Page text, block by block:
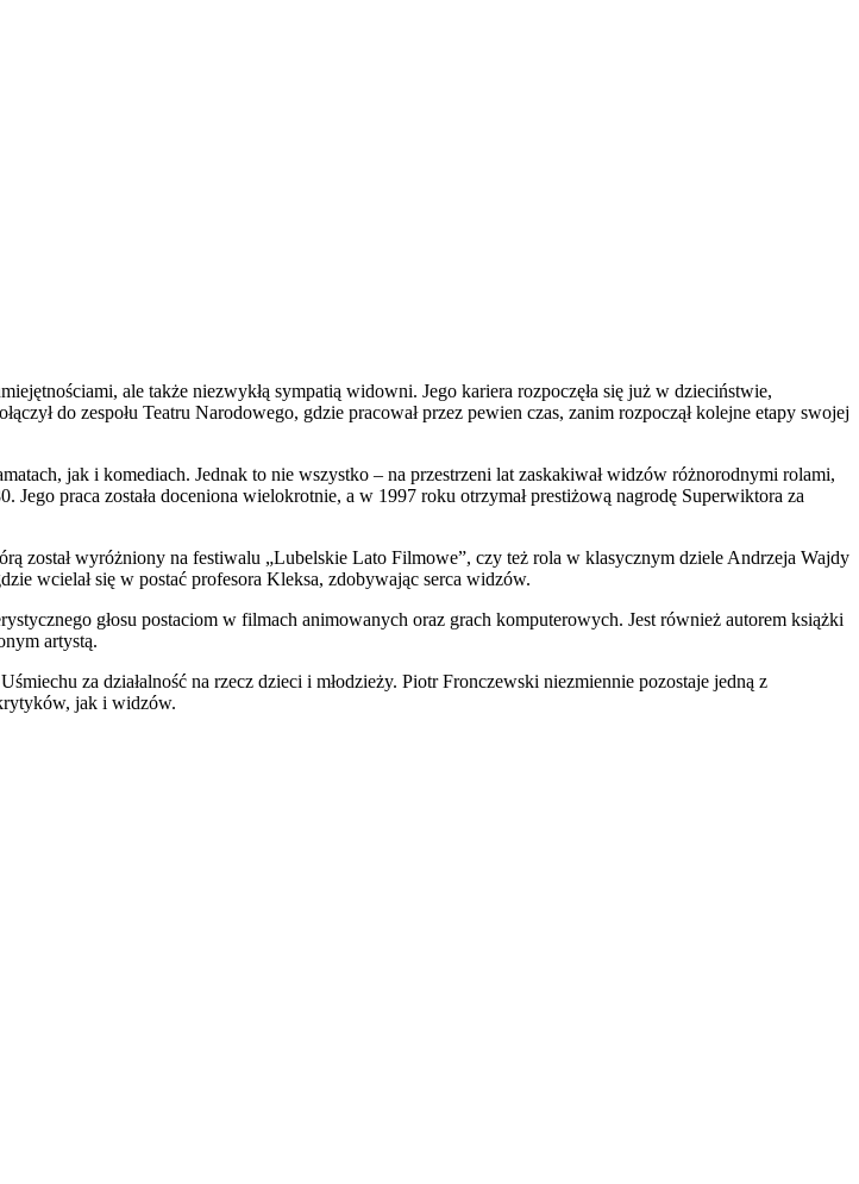
ale także niezwykłą sympatią widowni. Jego kariera rozpoczęła się już w dzieciństwie,
do zespołu Teatru Narodowego, gdzie pracował przez pewien czas, zanim rozpoczął kolejne etapy swojej
jak i komediach. Jednak to nie wszystko – na przestrzeni lat zaskakiwał widzów różnorodnymi rolami,
praca została doceniona wielokrotnie, a w 1997 roku otrzymał prestiżową nagrodę Superwiktora za
został wyróżniony na festiwalu „Lubelskie Lato Filmowe”, czy też rola w klasycznym dziele Andrzeja Wajdy
wcielał się w postać profesora Kleksa, zdobywając serca widzów.
głosu postaciom w filmach animowanych oraz grach komputerowych. Jest również autorem książki
artystą.
za działalność na rzecz dzieci i młodzieży. Piotr Fronczewski niezmiennie pozostaje jedną z
jak i widzów.